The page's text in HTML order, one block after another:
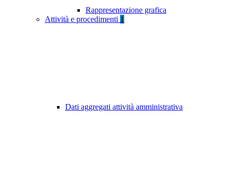
Rappresentazione grafica
Attività e procedimenti 1
Dati aggregati attività amministrativa